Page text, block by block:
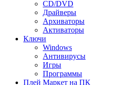
CD/DVD
Драйверы
Архиваторы
Активаторы
Ключи
Windows
Антивирусы
Игры
Программы
Плей Маркет на ПК